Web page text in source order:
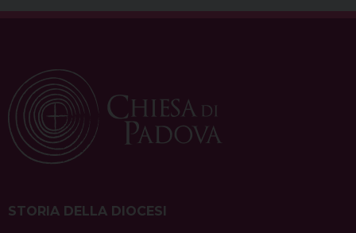
STORIA DELLA DIOCESI